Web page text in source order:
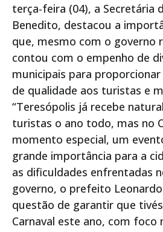
terça-feira (04), a Secretária
Benedito, destacou a
que, mesmo com o governo
contou com o empenho de
municipais para
de qualidade aos turistas e
“Teresópolis já recebe
turistas o ano todo, mas no
momento especial, um
grande importância para a
as dificuldades enfrentadas
governo, o prefeito
questão de garantir que
Carnaval este ano, com